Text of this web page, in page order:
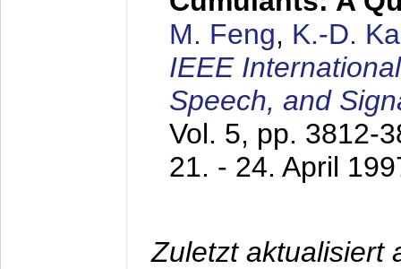
M. Feng, K.-D.
IEEE
Speech, and
Vol. 5, pp. 3812-
21. - 24. April
Zuletzt aktualisiert